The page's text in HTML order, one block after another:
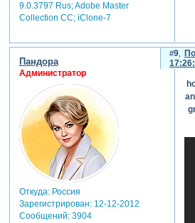
9.0.3797 Rus; Adobe Master
Collection СС; iClone-7
9
Пандора
Администратор
Откуда:Россия
Зарегистрирован: 12-12-2012
Сообщений:3904